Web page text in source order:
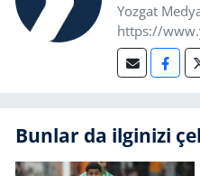
Yozgat
https://
Bunlar da ilginizi